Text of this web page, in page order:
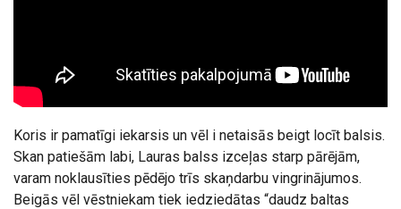
Koris ir pamatīgi iekarsis un vēl i netaisās beigt locīt balsis.
Skan patiešām labi, Lauras balss izceļas starp pārējām,
varam noklausīties pēdējo trīs skaņdarbu vingrinājumos.
Beigās vēl vēstniekam tiek iedziedātas “daudz baltas